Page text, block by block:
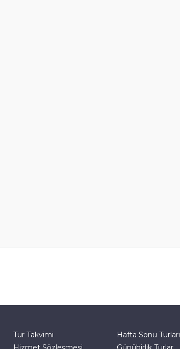
Tur Takvimi
Hafta Sonu Turları